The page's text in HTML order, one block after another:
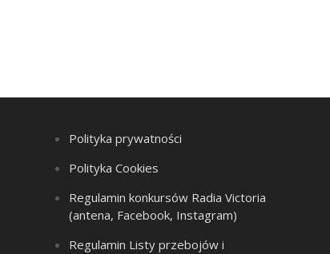
Polityka prywatności
Polityka Cookies
Regulamin konkursów Radia Victoria
(antena, Facebook, Instagram)
Regulamin Listy przebojów i